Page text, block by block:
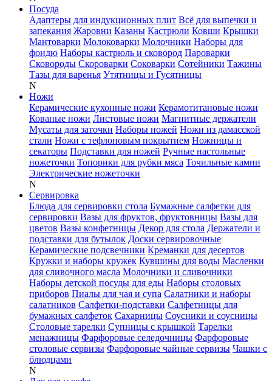
Посуда
Адаптеры для индукционных плит Всё для выпечки и
запекания Жаровни Казаны Кастрюли Ковши Крышки
Мантоварки Молоковарки Молочники Наборы для
фондю Наборы кастрюль и сковород Пароварки
Сковороды Скороварки Соковарки Сотейники Тажины
Тазы для варенья Утятницы и Гусятницы
N
Ножи
Керамические кухонные ножи Керамотитановые ножи
Кованые ножи Листовые ножи Магнитные держатели
Мусаты для заточки Наборы ножей Ножи из дамасской
стали Ножи с тефлоновым покрытием Ножницы и
секаторы Подставки для ножей Ручные настольные
ножеточки Топорики для рубки мяса Точильные камни
Электрические ножеточки
N
Сервировка
Блюда для сервировки стола Бумажные салфетки для
сервировки Вазы для фруктов, фруктовницы Вазы для
цветов Вазы конфетницы Декор для стола Держатели и
подставки для бутылок Доски сервировочные
Керамические подсвечники Креманки для десертов
Кружки и наборы кружек Кувшины для воды Масленки
для сливочного масла Молочники и сливочники
Наборы детской посуды для еды Наборы столовых
приборов Пиалы для чая и супа Салатники и наборы
салатников Салфетки-подставки Салфетницы для
бумажных салфеток Сахарницы Соусники и соусницы
Столовые тарелки Супницы с крышкой Тарелки
менажницы Фарфоровые селедочницы Фарфоровые
столовые сервизы Фарфоровые чайные сервизы Чашки с
блюдцами
N